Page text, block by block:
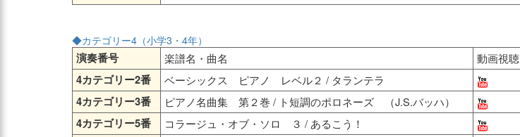
◆カテゴリー4（小学3・4年）
演奏番号 楽譜名・曲名
動画視聴
4カテゴリー2番
ベーシックス ピアノ レベル２ / タランテラ
4カテゴリー3番
ピアノ名曲集 第２巻 / ト短調のポロネーズ （J.S.バッハ）
4カテゴリー5番
コラージュ・オブ・ソロ ３ / あるこう！